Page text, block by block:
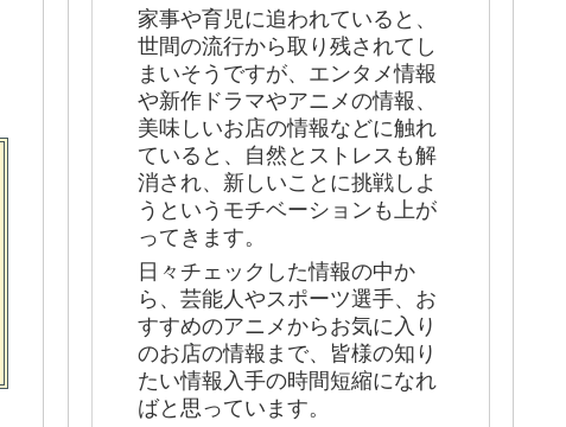
家事や育児に追われていると、
世間の流行から取り残されてし
まいそうですが、エンタメ情報
や新作ドラマやアニメの情報、
美味しいお店の情報などに触れ
ていると、自然とストレスも解
消され、新しいことに挑戦しよ
うというモチベーションも上が
ってきます。
日々チェックした情報の中か
ら、芸能人やスポーツ選手、お
すすめのアニメからお気に入り
のお店の情報まで、皆様の知り
たい情報入手の時間短縮になれ
ばと思っています。